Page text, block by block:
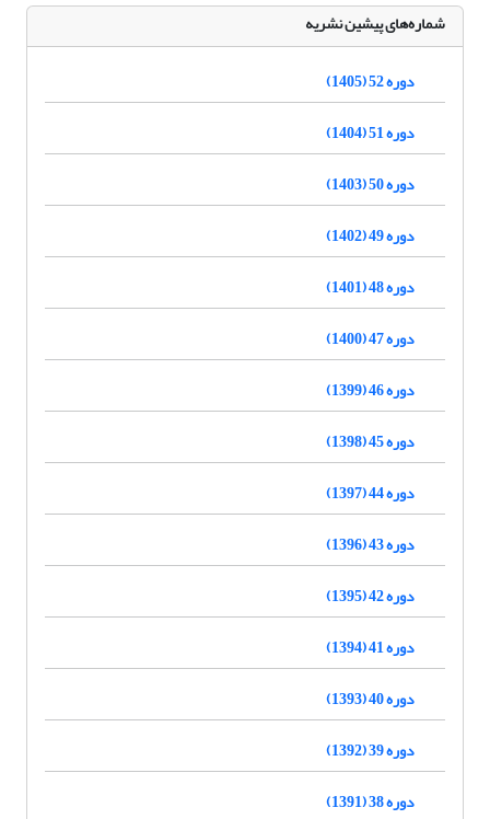
شماره‌های پیشین نشریه
دوره 52 (1405)
دوره 51 (1404)
دوره 50 (1403)
دوره 49 (1402)
دوره 48 (1401)
دوره 47 (1400)
دوره 46 (1399)
دوره 45 (1398)
دوره 44 (1397)
دوره 43 (1396)
دوره 42 (1395)
دوره 41 (1394)
دوره 40 (1393)
دوره 39 (1392)
دوره 38 (1391)